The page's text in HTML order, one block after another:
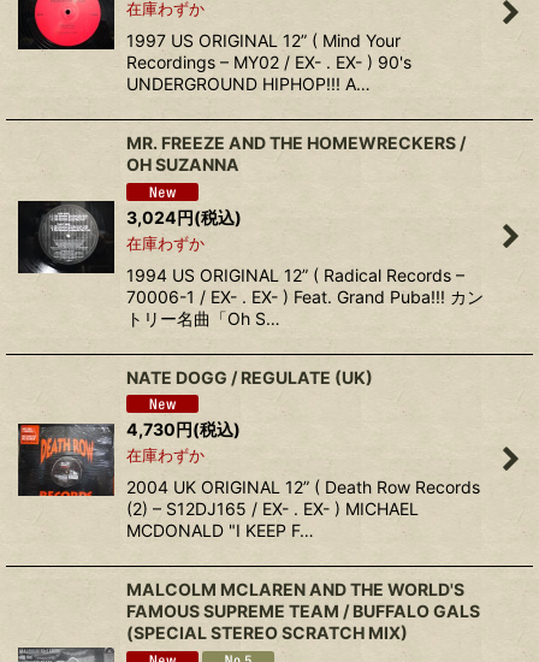
在庫わずか
1997 US ORIGINAL 12” ( Mind Your
Recordings – MY02 / EX- . EX- ) 90's
UNDERGROUND HIPHOP!!! A…
MR. FREEZE AND THE HOMEWRECKERS /
OH SUZANNA
3,024円(税込)
在庫わずか
1994 US ORIGINAL 12” ( Radical Records –
70006-1 / EX- . EX- ) Feat. Grand Puba!!! カン
トリー名曲「Oh S…
NATE DOGG / REGULATE (UK)
4,730円(税込)
在庫わずか
2004 UK ORIGINAL 12” ( Death Row Records
(2) – S12DJ165 / EX- . EX- ) MICHAEL
MCDONALD "I KEEP F…
MALCOLM MCLAREN AND THE WORLD'S
FAMOUS SUPREME TEAM / BUFFALO GALS
(SPECIAL STEREO SCRATCH MIX)